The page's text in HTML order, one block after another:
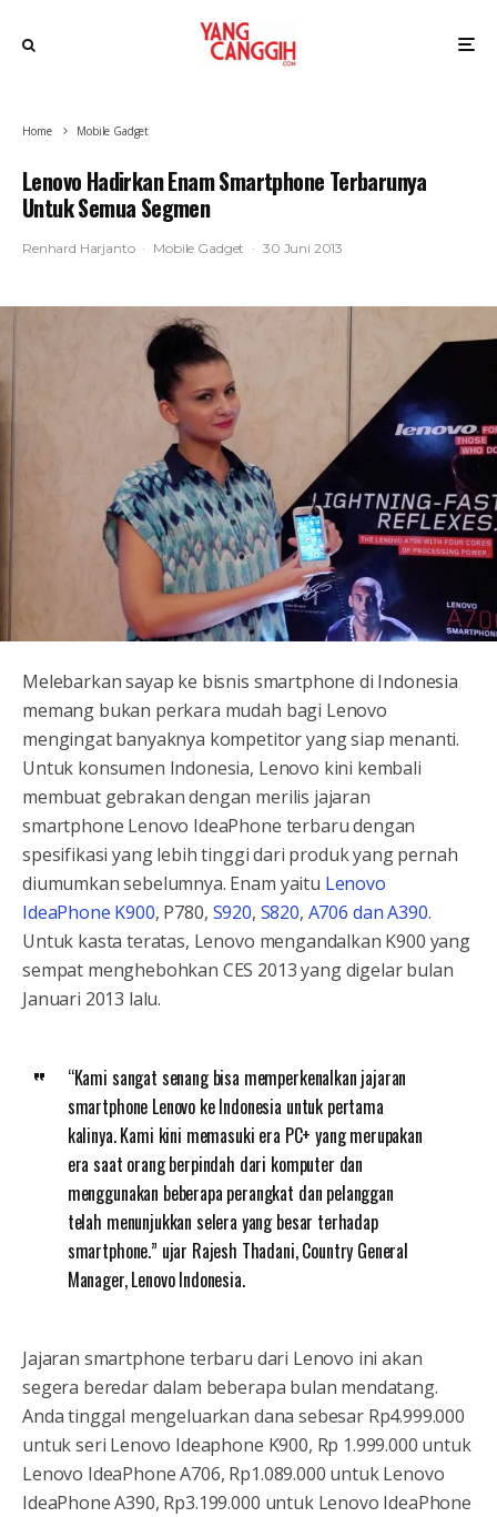
Home Mobile Gadget
Lenovo Hadirkan Enam Smartphone Terbarunya
Untuk Semua Segmen
Renhard Harjanto · Mobile Gadget · 30 Juni 2013
Melebarkan sayap ke bisnis smartphone di Indonesia
memang bukan perkara mudah bagi Lenovo
mengingat banyaknya kompetitor yang siap menanti.
Untuk konsumen Indonesia, Lenovo kini kembali
membuat gebrakan dengan merilis jajaran
smartphone Lenovo IdeaPhone terbaru dengan
spesifikasi yang lebih tinggi dari produk yang pernah
diumumkan sebelumnya. Enam yaitu Lenovo
IdeaPhone K900, P780, S920, S820, A706 dan A390.
Untuk kasta teratas, Lenovo mengandalkan K900 yang
sempat menghebohkan CES 2013 yang digelar bulan
Januari 2013 lalu.
“Kami sangat senang bisa memperkenalkan jajaran
smartphone Lenovo ke Indonesia untuk pertama
kalinya. Kami kini memasuki era PC+ yang merupakan
era saat orang berpindah dari komputer dan
menggunakan beberapa perangkat dan pelanggan
telah menunjukkan selera yang besar terhadap
smartphone.” ujar Rajesh Thadani, Country General
Manager, Lenovo Indonesia.
Jajaran smartphone terbaru dari Lenovo ini akan
segera beredar dalam beberapa bulan mendatang.
Anda tinggal mengeluarkan dana sebesar Rp4.999.000
untuk seri Lenovo Ideaphone K900, Rp 1.999.000 untuk
Lenovo IdeaPhone A706, Rp1.089.000 untuk Lenovo
IdeaPhone A390, Rp3.199.000 untuk Lenovo IdeaPhone